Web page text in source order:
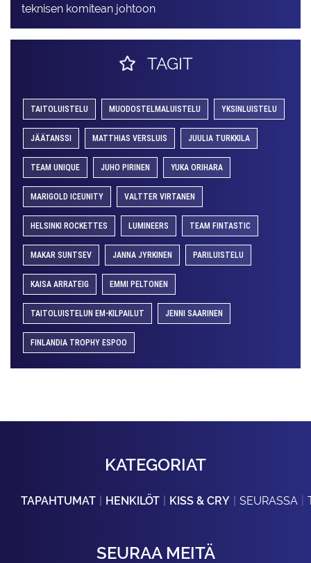
teknisen komitean johtoon
TAGIT
TAITOLUISTELU MUODOSTELMALUISTELU YKSINLUISTELU
JÄÄTANSSI MATTHIAS VERSLUIS JUULIA TURKKILA
TEAM UNIQUE JUHO PIRINEN YUKA ORIHARA
MARIGOLD ICEUNITY VALTTER VIRTANEN
HELSINKI ROCKETTES LUMINEERS TEAM FINTASTIC
MAKAR SUNTSEV JANNA JYRKINEN PARILUISTELU
KAISA ARRATEIG EMMI PELTONEN
TAITOLUISTELUN EM-KILPAILUT JENNI SAARINEN
FINLANDIA TROPHY ESPOO
KATEGORIAT
TAPAHTUMAT HENKILÖT KISS & CRY SEURASSA
SEURAA MEITÄ